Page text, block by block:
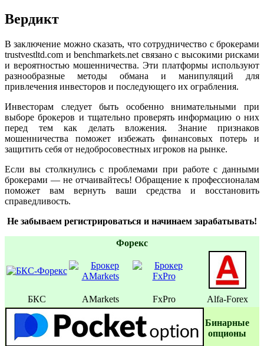
Вердикт
В заключение можно сказать, что сотрудничество с брокерами
trustvestltd.com и benchmarkets.net связано с высокими рисками
и вероятностью мошенничества. Эти платформы используют
разнообразные методы обмана и манипуляций для
привлечения инвесторов и последующего их ограбления.
Инвесторам следует быть особенно внимательными при
выборе брокеров и тщательно проверять информацию о них
перед тем как делать вложения. Знание признаков
мошенничества поможет избежать финансовых потерь и
защитить себя от недобросовестных игроков на рынке.
Если вы столкнулись с проблемами при работе с данными
брокерами — не отчаивайтесь! Обращение к профессионалам
поможет вам вернуть ваши средства и восстановить
справедливость.
Не забываем регистрироваться и начинаем зарабатывать!
Форекс
БКС AMarkets FxPro Alfa-Forex
Бинаpные
oпционы